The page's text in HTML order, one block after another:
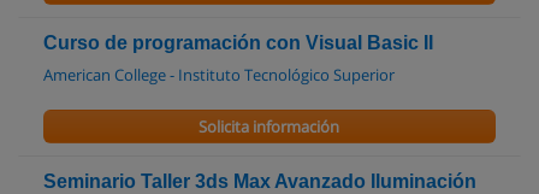
Curso de programación con Visual Basic II
American College - Instituto Tecnológico Superior
Solicita información
Seminario Taller 3ds Max Avanzado Iluminación